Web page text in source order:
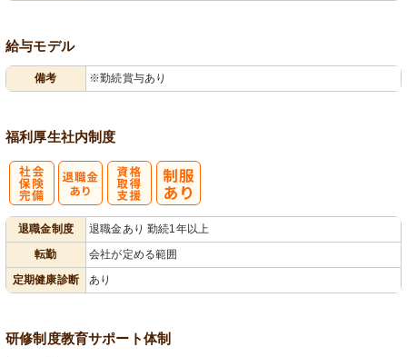
給与モデル
備考 ※勤続賞与あり
福利厚生社内制度
退職金制度
退職金あり 勤続1年以上
転勤
会社が定める範囲
定期健康診断
あり
研修制度教育サポート体制